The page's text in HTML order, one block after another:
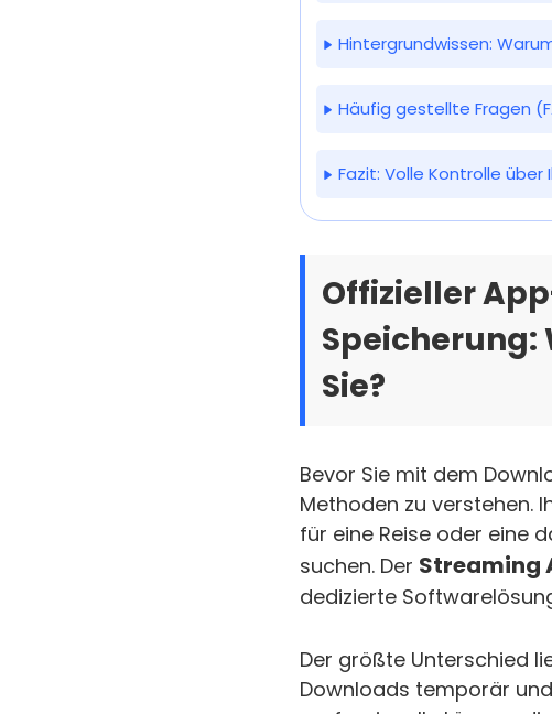
Hintergrundwissen:
Häufig gestellte Fragen
Fazit: Volle Kontrolle über
Offizieller
Speicherung:
Sie?
Bevor Sie mit dem
Methoden zu verstehen.
für eine Reise oder eine
suchen. Der Streaming
dedizierte
Der größte Unterschied
Downloads temporär